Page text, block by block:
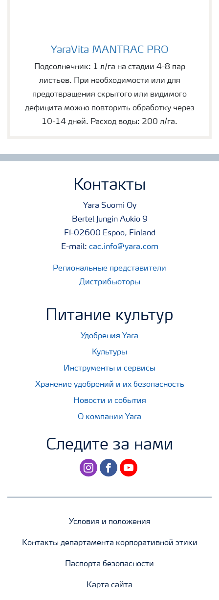
YaraVita MANTRAC PRO
Подсолнечник: 1 л/га на стадии 4-8 пар
листьев. При необходимости или для
предотвращения скрытого или видимого
дефицита можно повторить обработку через
10-14 дней. Расход воды: 200 л/га.
Контакты
Yara Suomi Oy
Bertel Jungin Aukio 9
FI-02600 Espoo, Finland
E-mail: cac.info@yara.com
Региональные представители
Дистрибьюторы
Питание культур
Удобрения Yara
Культуры
Инструменты и сервисы
Хранение удобрений и их безопасность
Новости и события
О компании Yara
Следите за нами
instagramfacebookyoutube
Условия и положения
Контакты департамента корпоративной этики
Паспорта безопасности
Карта сайта